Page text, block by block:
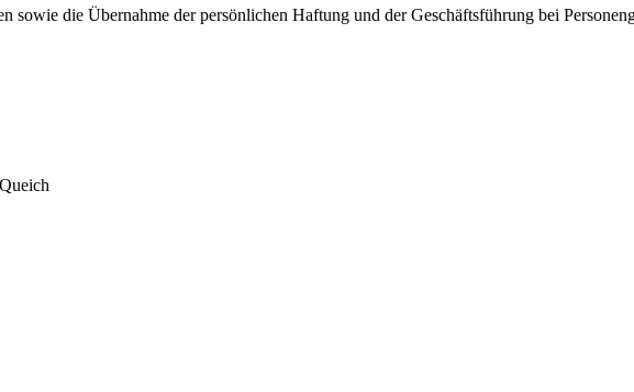
die Übernahme der persönlichen Haftung und der Geschäftsführung bei